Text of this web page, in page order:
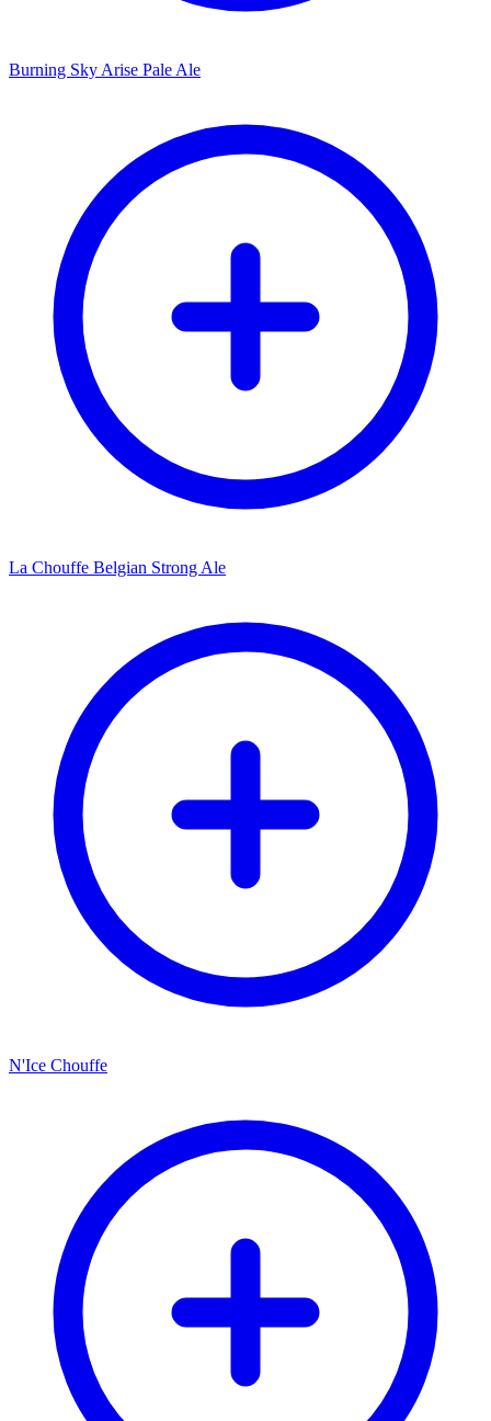
Burning Sky Arise Pale Ale
La Chouffe Belgian Strong Ale
N'Ice Chouffe